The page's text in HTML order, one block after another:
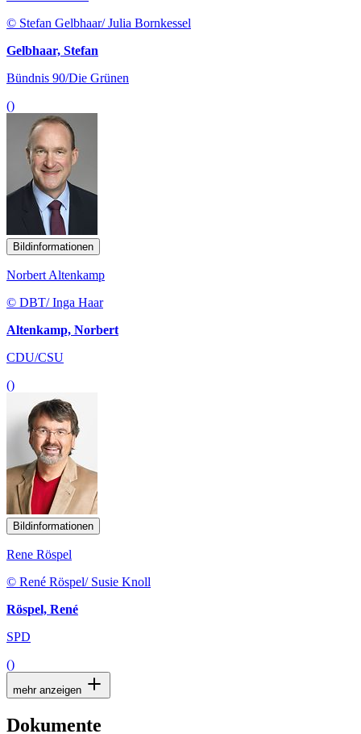
© Stefan Gelbhaar/ Julia Bornkessel
Gelbhaar, Stefan
Bündnis 90/Die Grünen
()
Bildinformationen
Norbert Altenkamp
© DBT/ Inga Haar
Altenkamp, Norbert
CDU/CSU
()
Bildinformationen
Rene Röspel
© René Röspel/ Susie Knoll
Röspel, René
SPD
()
mehr anzeigen
Dokumente